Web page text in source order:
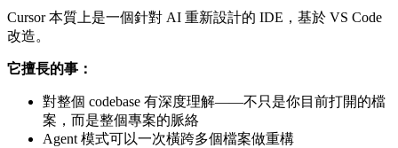
Cursor 本質上是一個針對 AI 重新設計的 IDE，基於 VS Code
改造。
它擅長的事：
對整個 codebase 有深度理解——不只是你目前打開的檔
案，而是整個專案的脈絡
Agent 模式可以一次橫跨多個檔案做重構